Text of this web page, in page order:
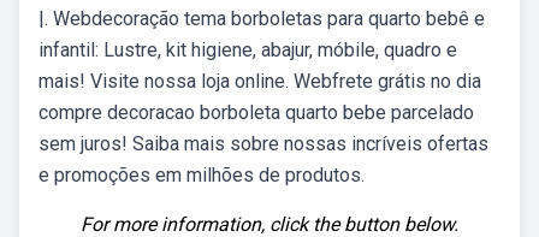
|. Webdecoração tema borboletas para quarto bebê e
infantil: Lustre, kit higiene, abajur, móbile, quadro e
mais! Visite nossa loja online. Webfrete grátis no dia
compre decoracao borboleta quarto bebe parcelado
sem juros! Saiba mais sobre nossas incríveis ofertas
e promoções em milhões de produtos.
For more information, click the button below.